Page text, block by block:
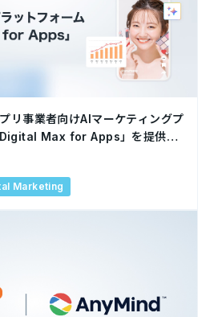
事業者向けAIマーケティングプ
Max for Apps」を提供開
Marketing